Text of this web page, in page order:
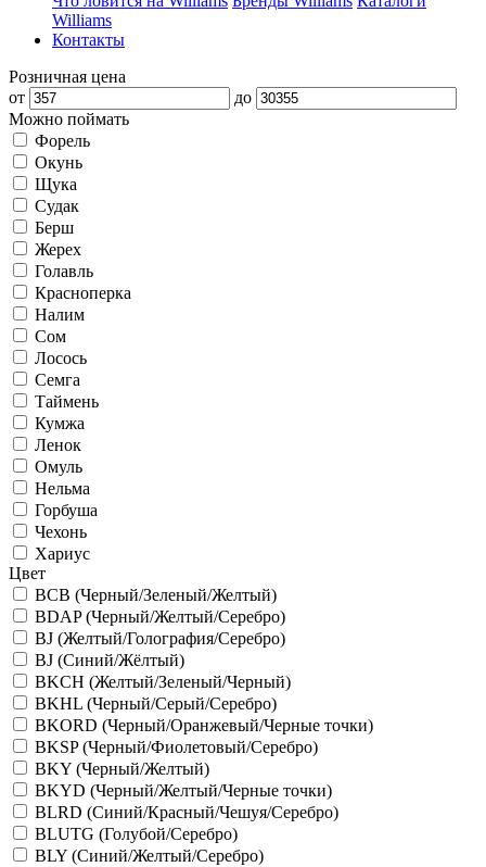
Williams
Контакты
Розничная цена
от
до
Можно поймать
Форель
Окунь
Щука
Судак
Берш
Жерех
Голавль
Красноперка
Налим
Сом
Лосось
Семга
Таймень
Кумжа
Ленок
Омуль
Нельма
Горбуша
Чехонь
Хариус
Цвет
BCB (Черный/Зеленый/Желтый)
BDAP (Черный/Желтый/Серебро)
BJ (Желтый/Голография/Серебро)
BJ (Синий/Жёлтый)
BKCH (Желтый/Зеленый/Черный)
BKHL (Черный/Серый/Серебро)
BKORD (Черный/Оранжевый/Черные точки)
BKSP (Черный/Фиолетовый/Серебро)
BKY (Черный/Желтый)
BKYD (Черный/Желтый/Черные точки)
BLRD (Синий/Красный/Чешуя/Серебро)
BLUTG (Голубой/Серебро)
BLY (Синий/Желтый/Серебро)